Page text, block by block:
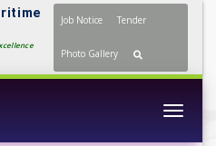
Job Notice Tender
Photo Gallery